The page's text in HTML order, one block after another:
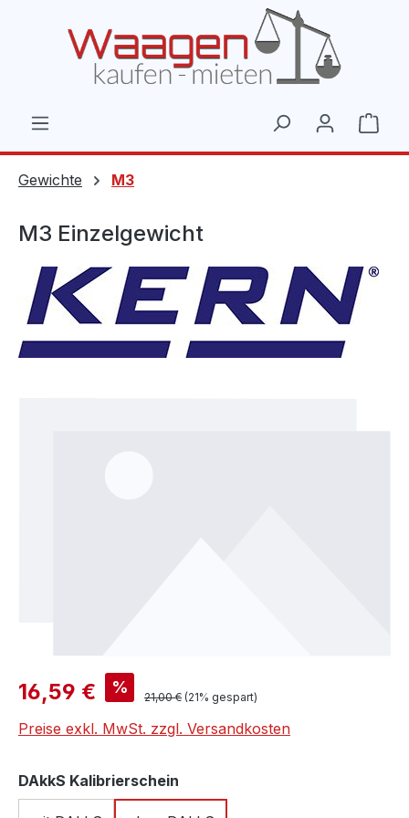
Gewichte M3
M3 Einzelgewicht
Verkaufspreis:
16,59 € % Regulärer Preis:
21,00 € (21% gespart)
Preise exkl. MwSt. zzgl. Versandkosten
DAkkS Kalibrierschein